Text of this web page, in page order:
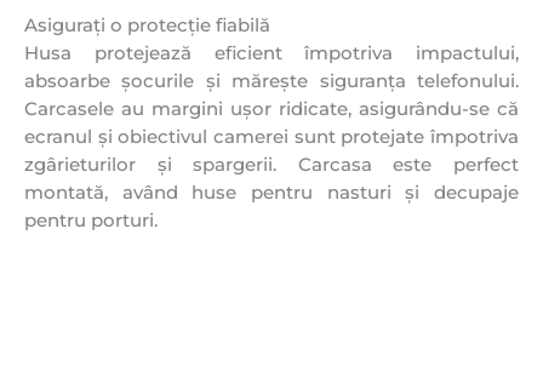
Asigurați o protecție fiabilă
Husa protejează eficient împotriva impactului,
absoarbe șocurile și mărește siguranța telefonului.
Carcasele au margini ușor ridicate, asigurându-se că
ecranul și obiectivul camerei sunt protejate împotriva
zgârieturilor și spargerii. Carcasa este perfect
montată, având huse pentru nasturi și decupaje
pentru porturi.